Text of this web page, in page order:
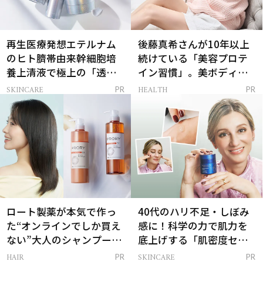
再生医療発想エテルナム
のヒト臍帯由来幹細胞培
養上清液で極上の「透明
感ハリ肌」へ
SKINCARE PR
後藤真希さんが10年以上
続けている「美容プロテ
イン習慣」。美ボディを
支える朝ルーティンと
HEALTH PR
ロート製薬が本気で作っ
た“オンラインでしか買え
ない”大人のシャンプー＆
トリートメントって？
HAIR PR
40代のハリ不足・しぼみ
感に！科学の力で肌力を
底上げする「肌密度セラ
ム」
SKINCARE PR